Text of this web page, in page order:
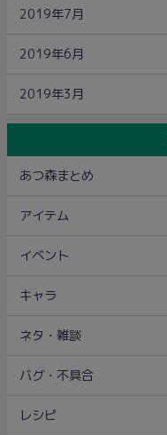
2019年7月
2019年6月
2019年3月
あつ森まとめ
アイテム
イベント
キャラ
ネタ・雑談
バグ・不具合
レシピ